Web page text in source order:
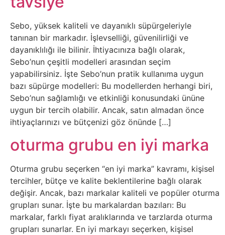
Film
Diğer
Sosyal
Medyalar
Din
Dokümanlar
Domain
Download
E-
Devlet
Sebo, yüksek kaliteli ve dayanıklı süpürgeleriyle
tanınan bir markadır. İşlevselliği, güvenilirliği ve
dayanıklılığı ile bilinir. İhtiyacınıza bağlı olarak,
Sebo’nun çeşitli modelleri arasından seçim
yapabilirsiniz. İşte Sebo’nun pratik kullanıma uygun
bazı süpürge modelleri: Bu modellerden herhangi biri,
Sebo’nun sağlamlığı ve etkinliği konusundaki ününe
uygun bir tercih olabilir. Ancak, satın almadan önce
ihtiyaçlarınızı ve bütçenizi göz önünde […]
oturma grubu en iyi marka
Oturma grubu seçerken “en iyi marka” kavramı, kişisel
tercihler, bütçe ve kalite beklentilerine bağlı olarak
değişir. Ancak, bazı markalar kaliteli ve popüler oturma
grupları sunar. İşte bu markalardan bazıları: Bu
markalar, farklı fiyat aralıklarında ve tarzlarda oturma
grupları sunarlar. En iyi markayı seçerken, kişisel